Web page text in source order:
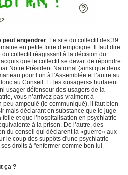
peut engendrer. Le site du collectif des 39
en petite foire d’empoigne. Il faut dire
collectif réagissant à la décision du
que le collectif se devait de répondre
Notre Président National (ainsi que deux
pour l’un à l’Assemblée et l’autre au
au Conseil. Et les «usagers» hurlaient
usager défenseur des usagers de la
vous n’arrivez pas vraiment à
peu ampoulé (le communiqué), il faut bien
mais déclarant en substance que le juge
folie et que l’hospitalisation en psychiatrie
à la prison. De l’autre, des
du conseil qui déclarent la «guerre» aux
le coup des suppôts d'une psychiatrie
droits à "enfermer comme bon lui
ça ?